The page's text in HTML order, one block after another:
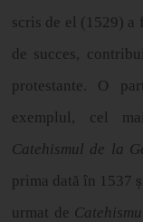
scris de el (1529) a
de succes,
protestante. O
exemplul, cel
Catehismul de la
prima dată în 1537 ș
urmat de